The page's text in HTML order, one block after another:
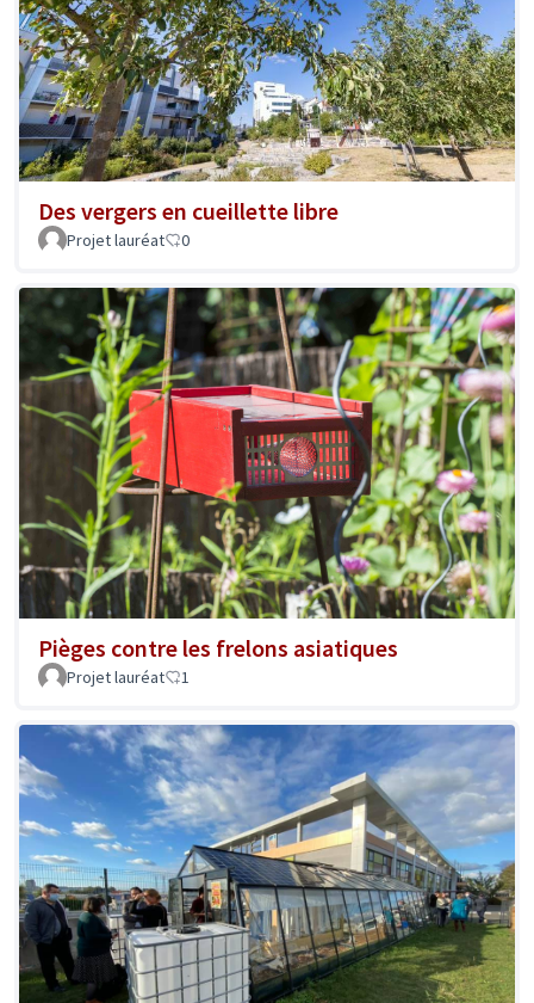
Des vergers en cueillette libre
Projet lauréat 0
Pièges contre les frelons asiatiques
Projet lauréat 1